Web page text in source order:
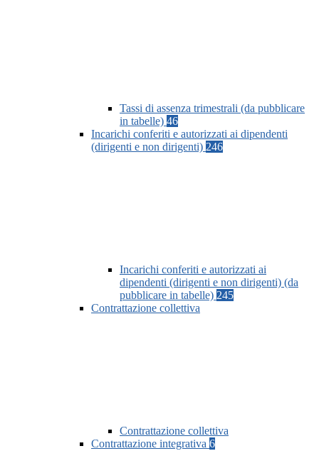
Tassi di assenza trimestrali (da pubblicare
in tabelle) 46
Incarichi conferiti e autorizzati ai dipendenti
(dirigenti e non dirigenti) 246
Incarichi conferiti e autorizzati ai
dipendenti (dirigenti e non dirigenti) (da
pubblicare in tabelle) 245
Contrattazione collettiva
Contrattazione collettiva
Contrattazione integrativa 6